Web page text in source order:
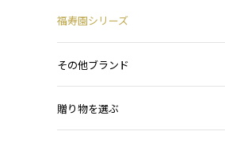
福寿園シリーズ
その他ブランド
贈り物を選ぶ